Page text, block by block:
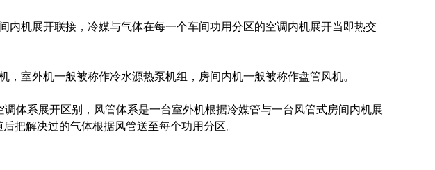
内机展开联接，冷媒与气体在每一个车间功用分区的空调内机展开当即热交
室外机一般被称作冷水源热泵机组，房间内机一般被称作盘管风机。
体系展开区别，风管体系是一台室外机根据冷媒管与一台风管式房间内机展
把解决过的气体根据风管送至每个功用分区。